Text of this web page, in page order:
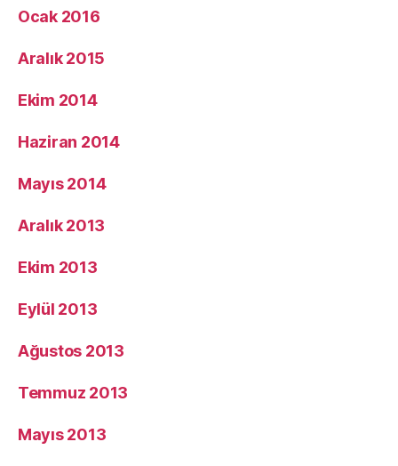
Ocak 2016
Aralık 2015
Ekim 2014
Haziran 2014
Mayıs 2014
Aralık 2013
Ekim 2013
Eylül 2013
Ağustos 2013
Temmuz 2013
Mayıs 2013